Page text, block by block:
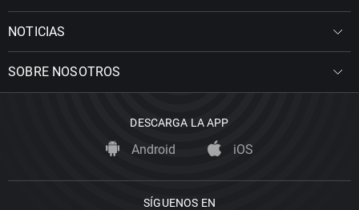
NOTICIAS
SOBRE NOSOTROS
DESCARGA LA APP
Android iOS
SÍGUENOS EN